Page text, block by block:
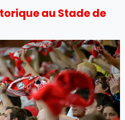
au Stade de